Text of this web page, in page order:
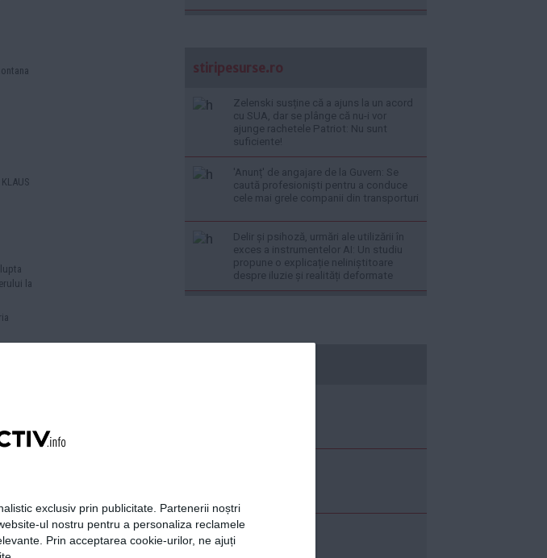
exclusiv prin publicitate. Partenerii noștri
ul nostru pentru a personaliza reclamele
Prin acceptarea cookie-urilor, ne ajuți
la
stiripesurse.ro
Zelenski susține că a ajuns la un acord
cu SUA, dar se plânge că nu-i vor
ajunge rachetele Patriot: Nu sunt
suficiente!
'Anunț' de angajare de la Guvern: Se
caută profesioniști pentru a conduce
cele mai grele companii din transporturi
Delir și psihoză, urmări ale utilizării în
exces a instrumentelor AI: Un studiu
propune o explicație neliniștitoare
despre iluzie și realități deformate